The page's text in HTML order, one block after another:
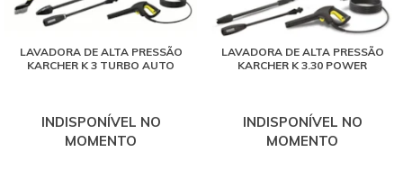
LAVADORA DE ALTA PRESSÃO
KARCHER K 3 TURBO AUTO
INDISPONÍVEL NO
MOMENTO
LAVADORA DE ALTA PRESSÃO
KARCHER K 3.30 POWER
INDISPONÍVEL NO
MOMENTO